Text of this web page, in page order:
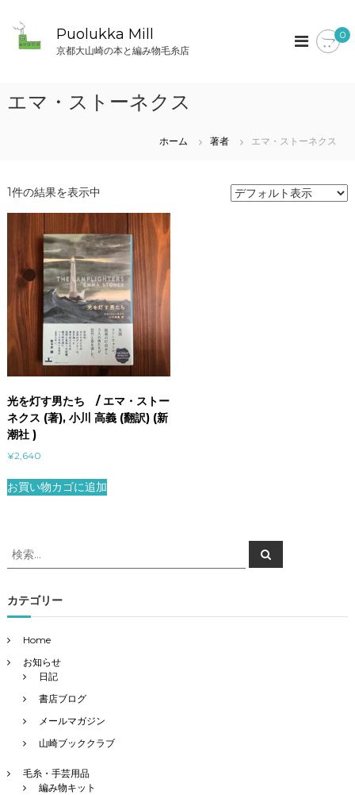
ス
Puolukka Mill
京都大山崎の本と編み物毛糸店
0
エマ・ストーネクス
ホーム 著者 エマ・ストーネクス
1件の結果を表示中
光を灯す男たち / エマ・ストー
ネクス (著), 小川 高義 (翻訳) (新
潮社 )
¥2,640
お買い物カゴに追加
検
索
象
:
検
索
カテゴリー
Home
お知らせ
日記
書店ブログ
メールマガジン
山崎ブッククラブ
毛糸・手芸用品
編み物キット